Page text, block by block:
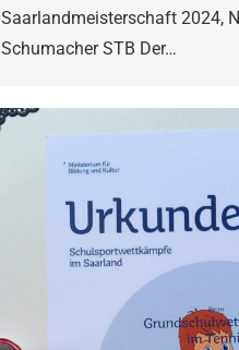
Saarlandmeisterschaft 2024,
Schumacher STB Der…